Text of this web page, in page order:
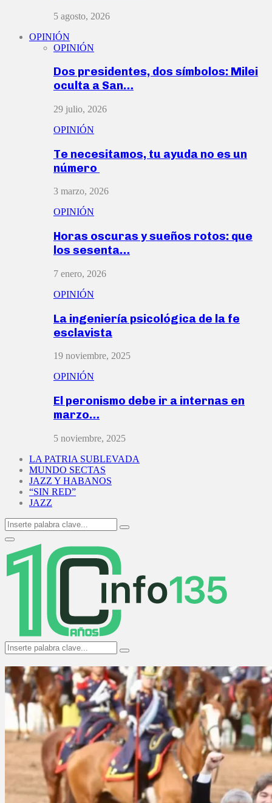
5 agosto, 2026
OPINIÓN
OPINIÓN
Dos presidentes, dos símbolos: Milei
oculta a San…
29 julio, 2026
OPINIÓN
Te necesitamos, tu ayuda no es un
número
3 marzo, 2026
OPINIÓN
Horas oscuras y sueños rotos: que
los sesenta…
7 enero, 2026
OPINIÓN
La ingeniería psicológica de la fe
esclavista
19 noviembre, 2025
OPINIÓN
El peronismo debe ir a internas en
marzo…
5 noviembre, 2025
LA PATRIA SUBLEVADA
MUNDO SECTAS
JAZZ Y HABANOS
“SIN RED”
JAZZ
Search
for:
Search
Primary
Menu
Search
for:
Search